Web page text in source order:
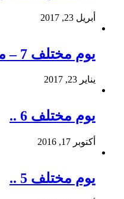
أبريل 23, 2017
يوم مختلف 7 – محمود عيسى
يناير 23, 2017
يوم مختلف 6 ..
أكتوبر 17, 2016
يوم مختلف 5 ..